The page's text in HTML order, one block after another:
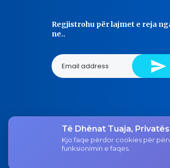
Të Dhënat Tuaja,
Kjo faqe përdor cookies për
funksionimin e faqes.
Regjistrohu për lajmet e reja
ne..
Tel.
038 200 20 831